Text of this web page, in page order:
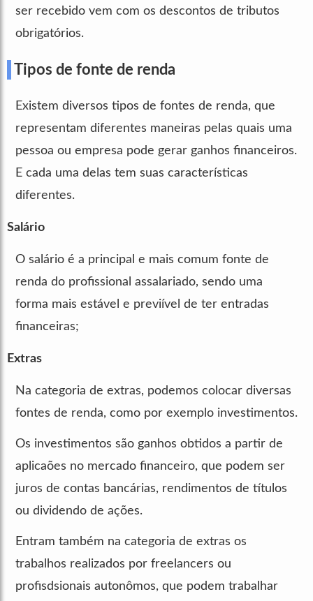
ser recebido vem com os descontos de tributos
obrigatórios.
Tipos de fonte de renda
Existem diversos tipos de fontes de renda, que
representam diferentes maneiras pelas quais uma
pessoa ou empresa pode gerar ganhos financeiros.
E cada uma delas tem suas características
diferentes.
Salário
O salário é a principal e mais comum fonte de
renda do profissional assalariado, sendo uma
forma mais estável e previível de ter entradas
financeiras;
Extras
Na categoria de extras, podemos colocar diversas
fontes de renda, como por exemplo investimentos.
Os investimentos são ganhos obtidos a partir de
aplicaões no mercado financeiro, que podem ser
juros de contas bancárias, rendimentos de títulos
ou dividendo de ações.
Entram também na categoria de extras os
trabalhos realizados por freelancers ou
profisdsionais autonômos, que podem trabalhar